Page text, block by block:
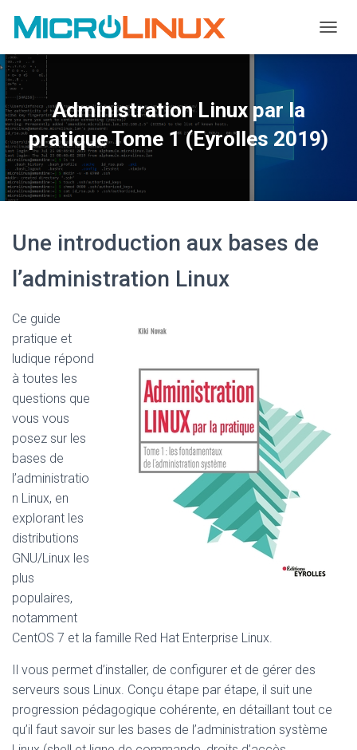
Administration Linux par la
pratique Tome 1 (Eyrolles 2019)
Une introduction aux bases de
l’administration Linux
Ce guide
pratique et
ludique répond
à toutes les
questions que
vous vous
posez sur les
bases de
l’administratio
n Linux, en
explorant les
distributions
GNU/Linux les
plus
populaires,
notamment
CentOS 7 et la famille Red Hat Enterprise Linux.
Il vous permet d’installer, de configurer et de gérer des
serveurs sous Linux. Conçu étape par étape, il suit une
progression pédagogique cohérente, en détaillant tout ce
qu’il faut savoir sur les bases de l’administration système